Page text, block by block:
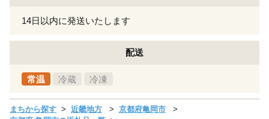
14日以内に発送いたします
配送
常温 冷蔵 冷凍
まちから探す 近畿地方
京都府亀岡市